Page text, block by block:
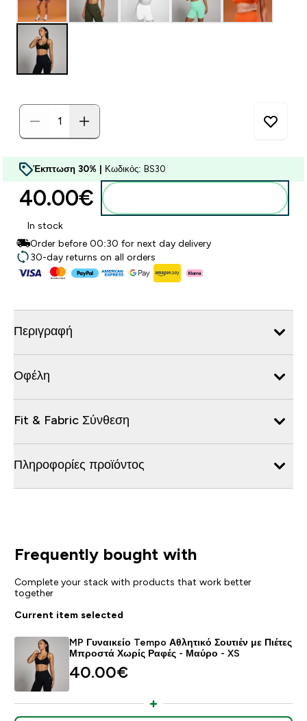
Έκπτωση 30% | Κωδικός: BS30
40.00€‎
In stock
Order before 00:30 for next day delivery
30-day returns on all orders
Περιγραφή
Οφέλη
Fit & Fabric Σύνθεση
Πληροφορίες προϊόντος
Frequently bought with
Complete your stack with products that work better
together
Current item selected
MP Γυναικείο Tempo Αθλητικό Σουτιέν με Πιέτες
Μπροστά Χωρίς Ραφές - Μαύρο - XS
40.00€‎